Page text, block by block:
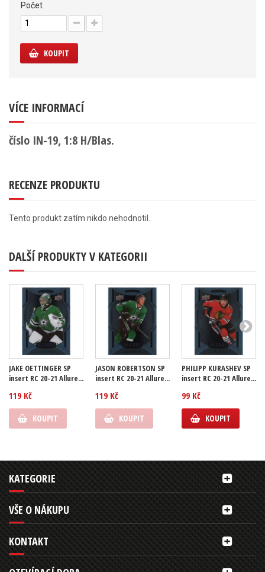
Počet
KOUPIT
VÍCE INFORMACÍ
číslo IN-19, 1:8 H/Blas.
RECENZE PRODUKTU
Tento produkt zatím nikdo nehodnotil.
DALŠÍ PRODUKTY V KATEGORII
JAKE OETTINGER SP
insert RC 20-21 Allure...
119 Kč
KOUPIT
JASON ROBERTSON SP
insert RC 20-21 Allure...
119 Kč
KOUPIT
PHILIPP KURASHEV SP
insert RC 20-21 Allure...
99 Kč
KOUPIT
KATEGORIE
VŠE O NÁKUPU
KONTAKT